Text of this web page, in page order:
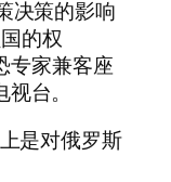
决策的影响
的权
专家兼客座
台。
是对俄罗斯